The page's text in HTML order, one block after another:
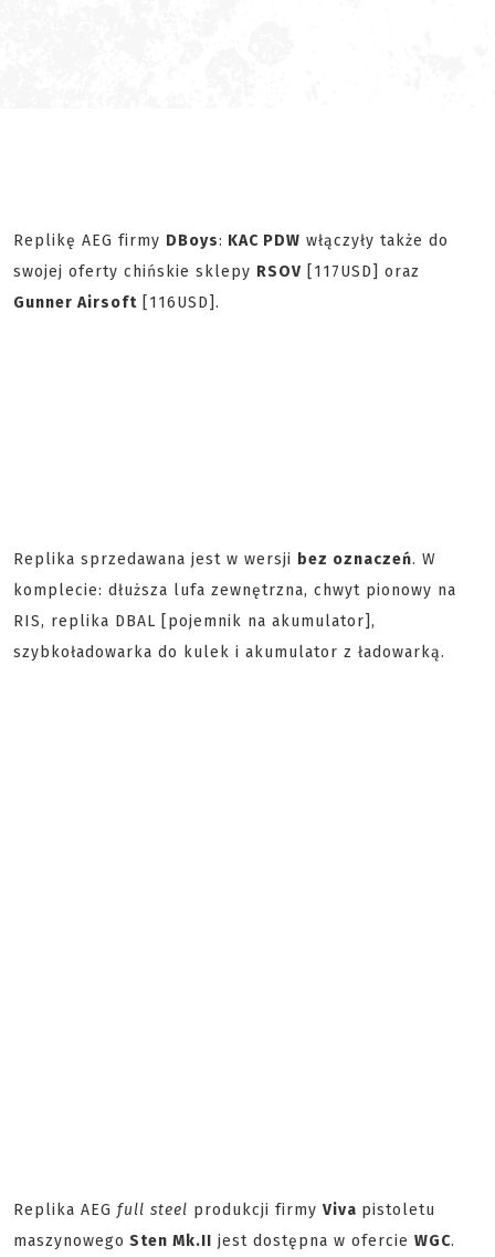
Replikę AEG firmy DBoys: KAC PDW włączyły także do
swojej oferty chińskie sklepy RSOV [117USD] oraz
Gunner Airsoft [116USD].
Replika sprzedawana jest w wersji bez oznaczeń. W
komplecie: dłuższa lufa zewnętrzna, chwyt pionowy na
RIS, replika DBAL [pojemnik na akumulator],
szybkoładowarka do kulek i akumulator z ładowarką.
Replika AEG full steel produkcji firmy Viva pistoletu
maszynowego Sten Mk.II jest dostępna w ofercie WGC.